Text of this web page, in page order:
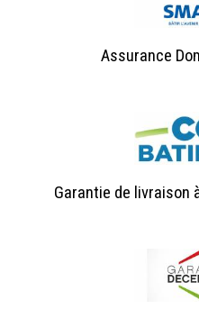
Assurance
Garantie de livraison